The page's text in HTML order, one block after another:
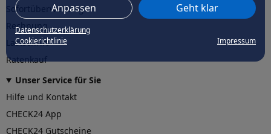
Anpassen Geht klar
Datenschutzerklärung
Cookierichtlinie
Impressum
Sofortüberweisung
Rechnung
Lastschrift
Ratenkauf
CHECK24hilftder Natur
Unser Service für Sie
Hilfe und Kontakt
CHECK24 App
CHECK24 Gutscheine